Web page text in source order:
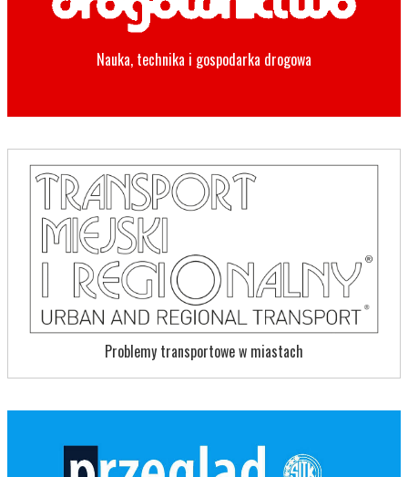
Nauka, technika i gospodarka drogowa
Problemy transportowe w miastach